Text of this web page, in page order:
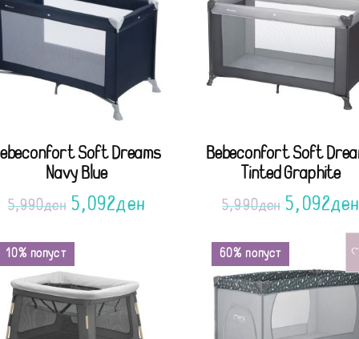
Soft Dreams
Navy Blue
5,990ден 5,092ден
Bebeconfort Soft
Tinted Graphite
5,990ден 5,092ден
10% попуст 60% попуст